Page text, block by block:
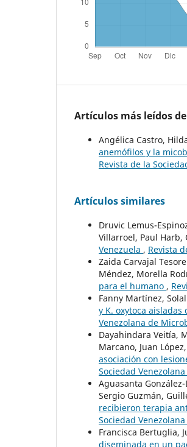
Artículos más leídos
Angélica Castro,
anemófilos y la
Revista de la
Artículos similares
Druvic Lemus-
Villarroel, Paul Harb,
Venezuela , Revista
Zaida Carvajal
Méndez, Morella
para el humano ,
Fanny Martínez,
y K. oxytoca
Venezolana de
Dayahindara Veitía,
Marcano, Juan
asociación con
Sociedad
Aguasanta
Sergio Guzmán,
recibieron terapia
Sociedad
Francisca Bertuglia,
diseminada en un